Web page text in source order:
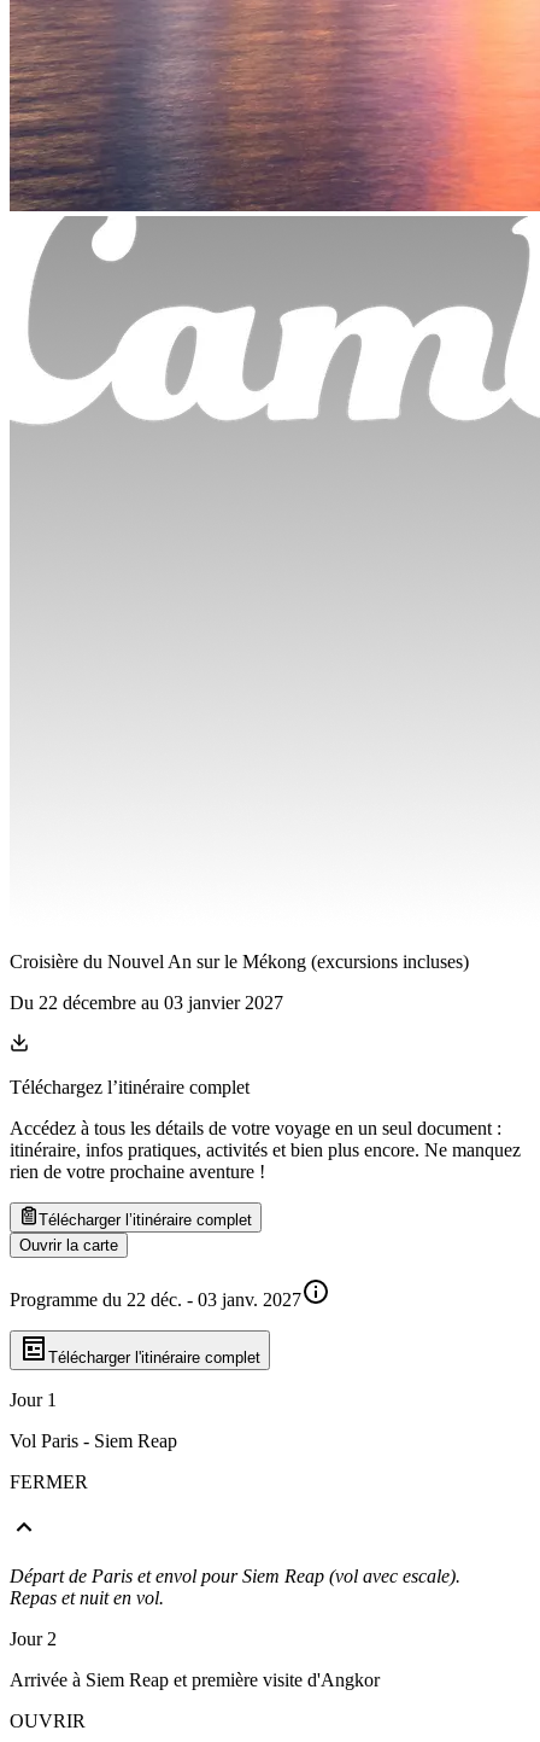
Croisière du Nouvel An sur le Mékong (excursions incluses)
Du 22 décembre au 03 janvier 2027
Téléchargez l’itinéraire complet
Accédez à tous les détails de votre voyage en un seul document :
itinéraire, infos pratiques, activités et bien plus encore. Ne manquez
rien de votre prochaine aventure !
Télécharger l’itinéraire complet
Ouvrir la carte
Programme du 22 déc. - 03 janv. 2027
Télécharger l'itinéraire complet
Jour 1
Vol Paris - Siem Reap
FERMER
Départ de Paris et envol pour Siem Reap (vol avec escale).
Repas et nuit en vol.
Jour 2
Arrivée à Siem Reap et première visite d'Angkor
OUVRIR